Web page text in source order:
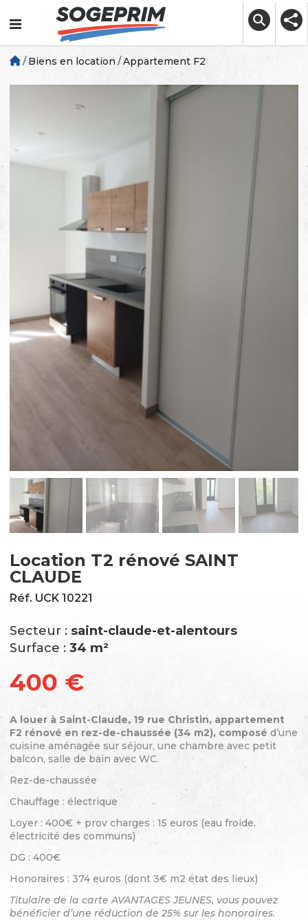
content
Biens en location Appartement F2
Location T2 rénové SAINT
CLAUDE
Réf. UCK 10221
Secteur : saint-claude-et-alentours
Surface : 34 m²
400 €
A louer à Saint-Claude, 19 rue Christin, appartement
F2 rénové en rez-de-chaussée (34 m2), composé d’une
cuisine aménagée sur séjour, une chambre avec petit
balcon, salle de bain avec WC.
Rez-de-chaussée
Chauffage : électrique
Loyer : 400€ + prov charges : 15 euros (eau froide,
électricité des communs)
DG : 400€
Honoraires : 374 euros (dont 3€ m2 état des lieux)
Titulaire de la carte AVANTAGES JEUNES, vous pouvez
bénéficier d’une réduction de 25% sur les honoraires.